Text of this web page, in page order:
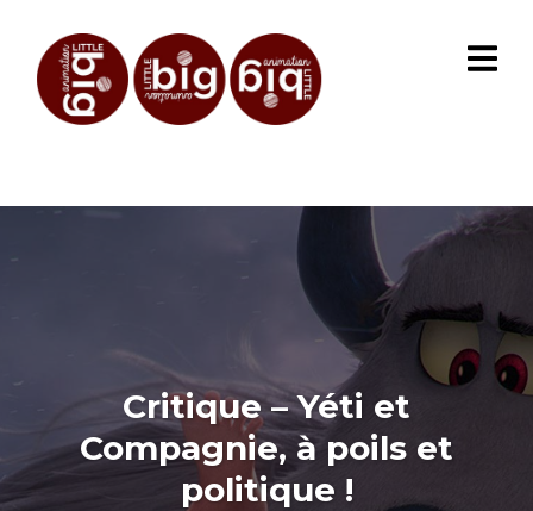
Critique – Yéti et
Compagnie, à poils et
politique !